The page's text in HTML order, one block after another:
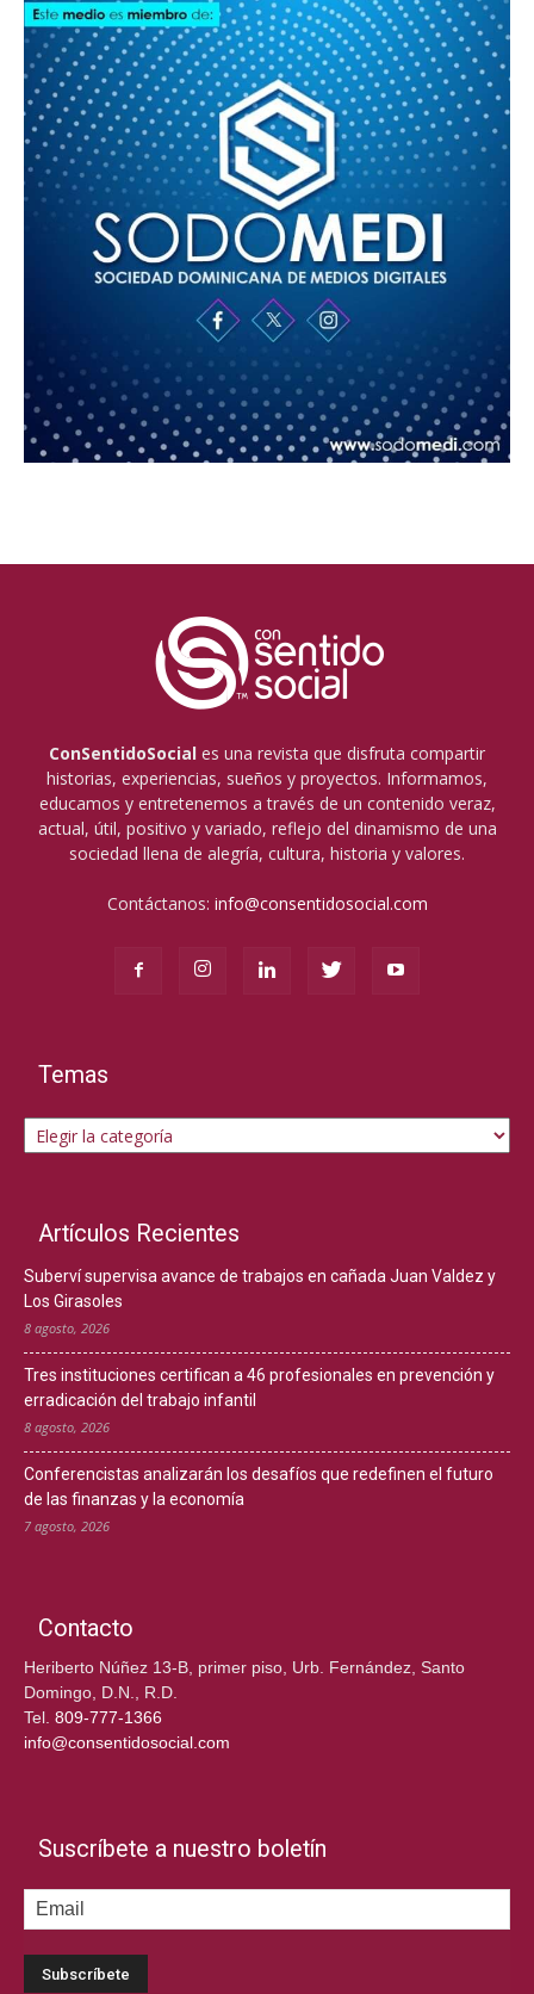
ConSentidoSocial es una revista que disfruta compartir
historias, experiencias, sueños y proyectos. Informamos,
educamos y entretenemos a través de un contenido veraz,
actual, útil, positivo y variado, reflejo del dinamismo de una
sociedad llena de alegría, cultura, historia y valores.
Contáctanos: info@consentidosocial.com
Temas
Temas
Artículos Recientes
Suberví supervisa avance de trabajos en cañada Juan Valdez y
Los Girasoles
8 agosto, 2026
Tres instituciones certifican a 46 profesionales en prevención y
erradicación del trabajo infantil
8 agosto, 2026
Conferencistas analizarán los desafíos que redefinen el futuro
de las finanzas y la economía
7 agosto, 2026
Contacto
Heriberto Núñez 13-B, primer piso, Urb. Fernández, Santo
Domingo, D.N., R.D.
Tel. 809-777-1366
info@consentidosocial.com
Suscríbete a nuestro boletín